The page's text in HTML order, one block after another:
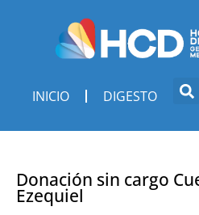
INICIO DIGESTO
Donación sin cargo
Ezequiel